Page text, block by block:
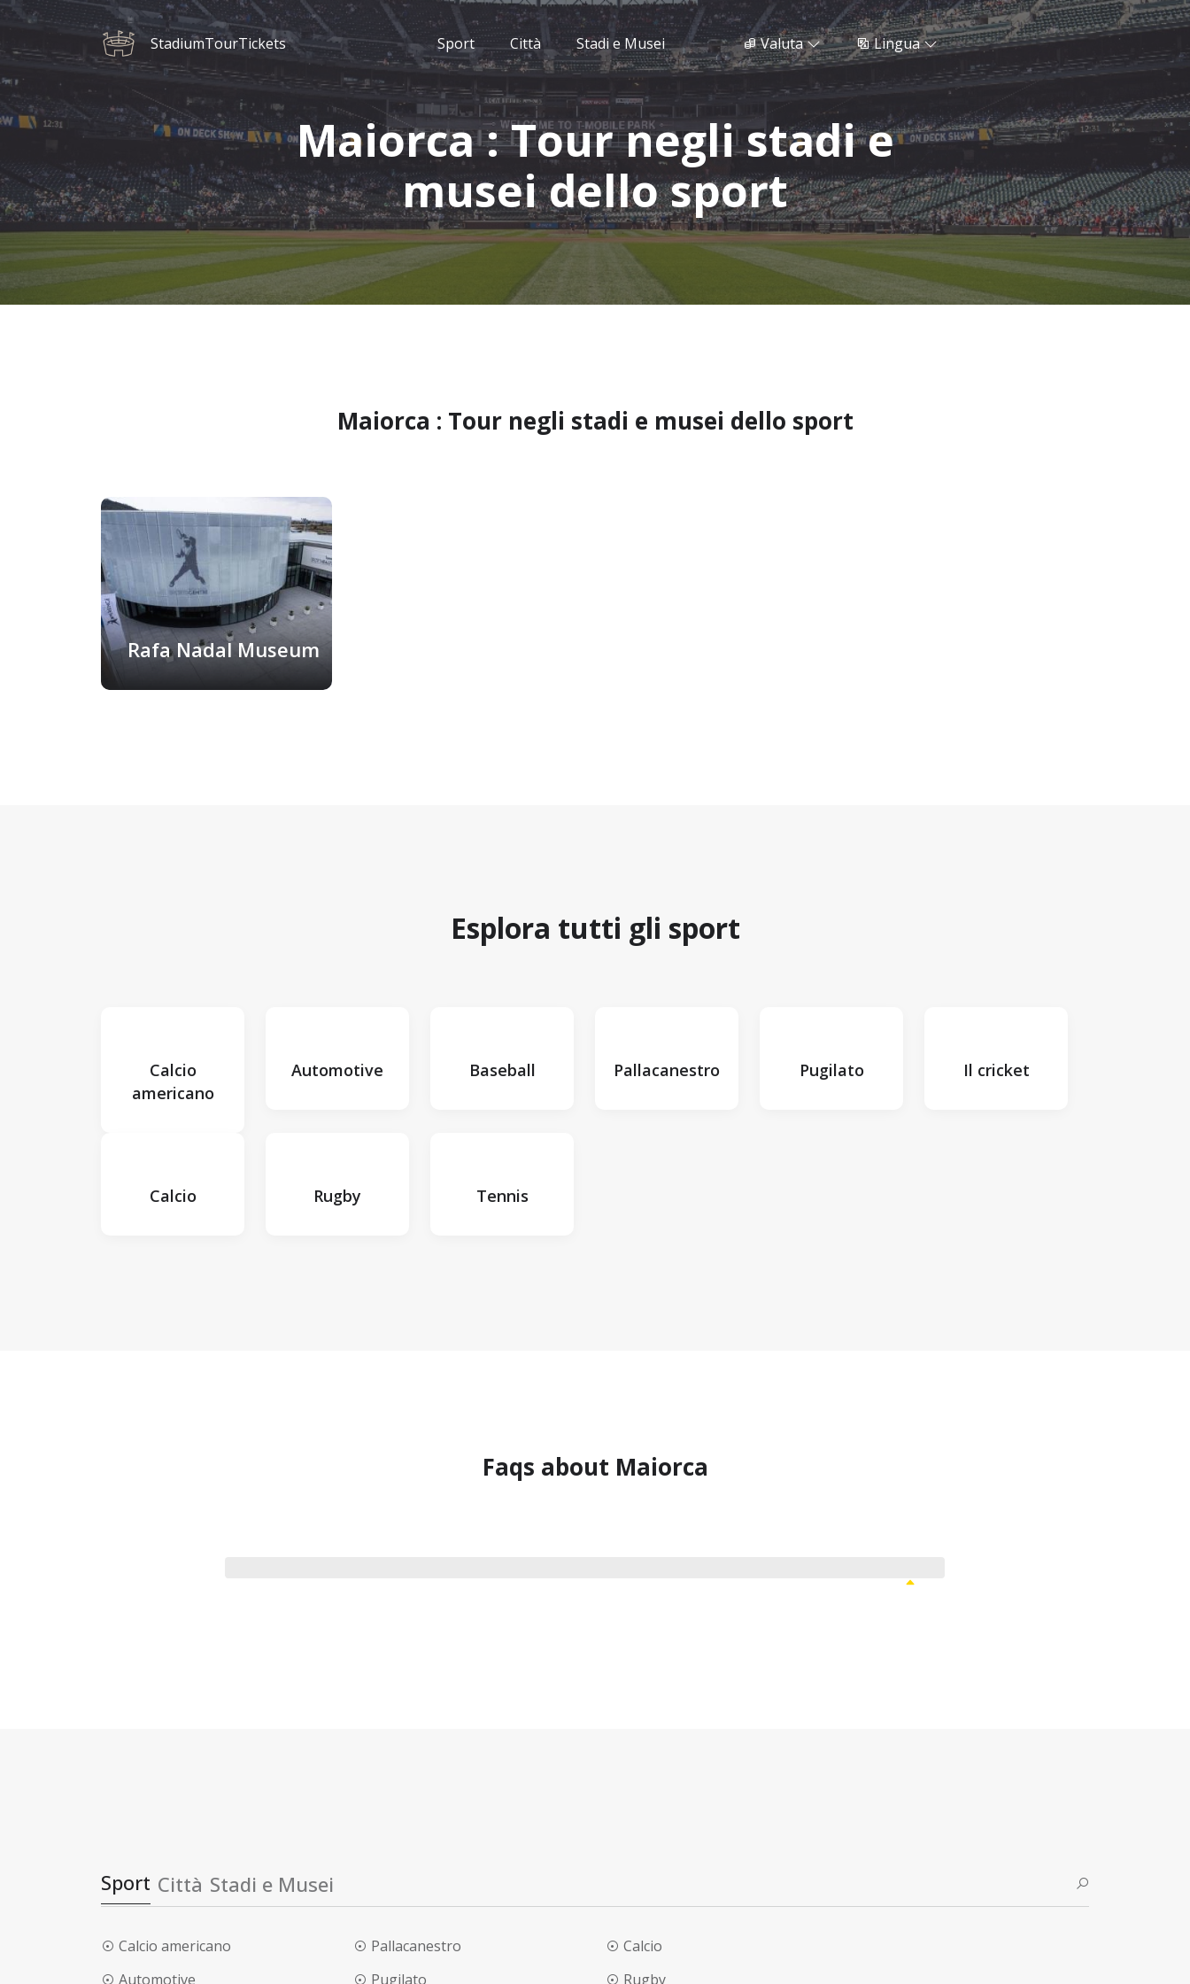
StadiumTourTickets Sport Città Stadi e Musei Valuta Lingua
Maiorca : Tour negli stadi e
musei dello sport
Maiorca : Tour negli stadi e musei dello sport
Rafa Nadal Museum
Esplora tutti gli sport
Calcio
americano
Automotive Baseball Pallacanestro Pugilato Il cricket
Calcio Rugby Tennis
Faqs about Maiorca
Sport Città Stadi e Musei
Calcio americano
Automotive
Pallacanestro
Pugilato
Calcio
Rugby